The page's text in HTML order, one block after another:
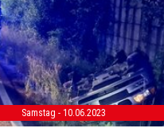
Samstag - 10.06.2023